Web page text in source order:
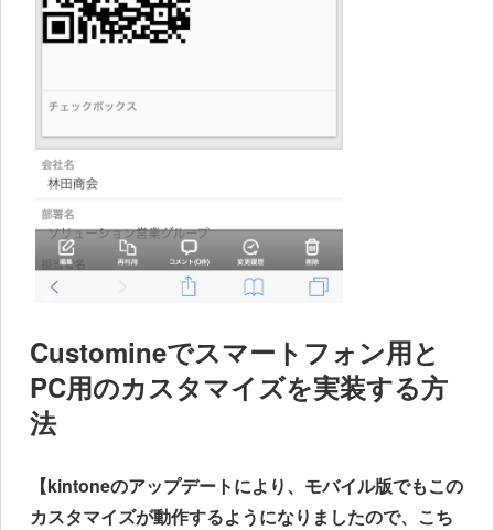
Customineでスマートフォン用と
PC用のカスタマイズを実装する方
法
【kintoneのアップデートにより、モバイル版でもこの
カスタマイズが動作するようになりましたので、こち